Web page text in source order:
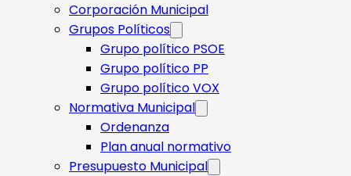
Corporación Municipal
Grupos Políticos
Grupo político PSOE
Grupo político PP
Grupo político VOX
Normativa Municipal
Ordenanza
Plan anual normativo
Presupuesto Municipal